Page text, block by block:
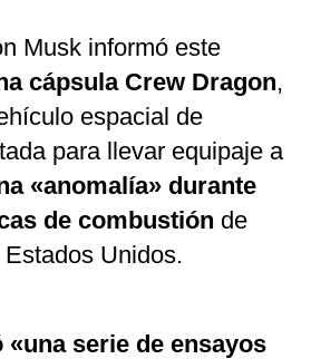
Musk informó este
cápsula Crew Dragon,
espacial de
para llevar equipaje a
«anomalía» durante
de combustión de
Unidos.
«una serie de ensayos